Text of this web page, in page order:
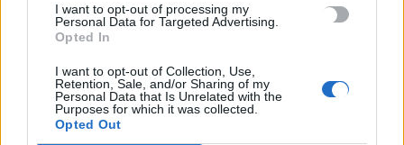
I want to opt-out of processing my
Personal Data for Targeted Advertising.
Opted In
I want to opt-out of Collection, Use,
Retention, Sale, and/or Sharing of my
Personal Data that Is Unrelated with the
Purposes for which it was collected.
Opted Out
Με… κράτηση σε Μπάλο, Ελαφονήσι και Φαλάσαρνα
9 Αυγούστου, 2026
Ηράκλειο: Βλάβη στη μεγάλη γεώτρηση των Βασιλειών φέρνει